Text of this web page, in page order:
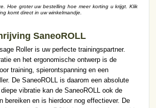
Hoe groter uw bestelling hoe meer korting u krijgt. Klik
komt direct in uw winkelmandje.
SaneoROLL
Roller is uw perfecte trainingspartner.
en het ergonomische ontwerp is de
training, spierontspanning en een
De SaneoROLL is daarom een absolute
vibratie kan de SaneoROLL ook de
bereiken en is hierdoor nog effectiever. De